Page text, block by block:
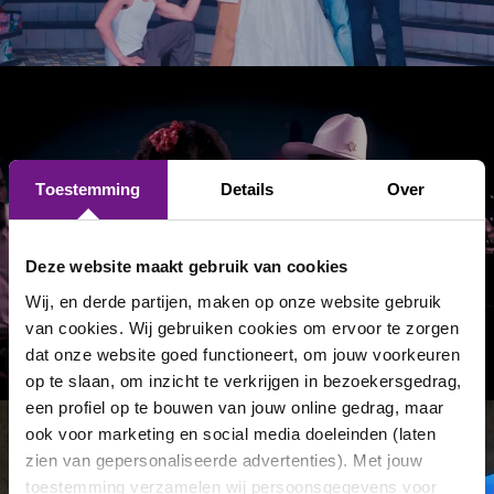
Toestemming Details Over
Deze website maakt gebruik van cookies
Wij, en derde partijen, maken op onze website gebruik
van cookies. Wij gebruiken cookies om ervoor te zorgen
dat onze website goed functioneert, om jouw voorkeuren
op te slaan, om inzicht te verkrijgen in bezoekersgedrag,
een profiel op te bouwen van jouw online gedrag, maar
ook voor marketing en social media doeleinden (laten
zien van gepersonaliseerde advertenties). Met jouw
toestemming verzamelen wij persoonsgegevens voor